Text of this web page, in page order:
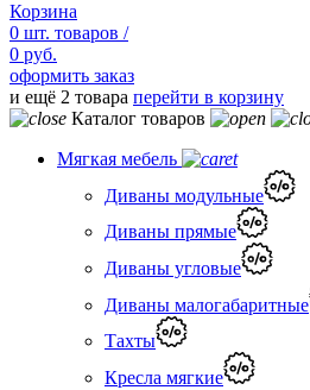
Корзина
0 шт. товаров /
0 руб.
оформить заказ
и ещё 2 товара перейти в корзину
Каталог товаров
Мягкая мебель
Диваны модульные
Диваны прямые
Диваны угловые
Диваны малогабаритные
Тахты
Кресла мягкие